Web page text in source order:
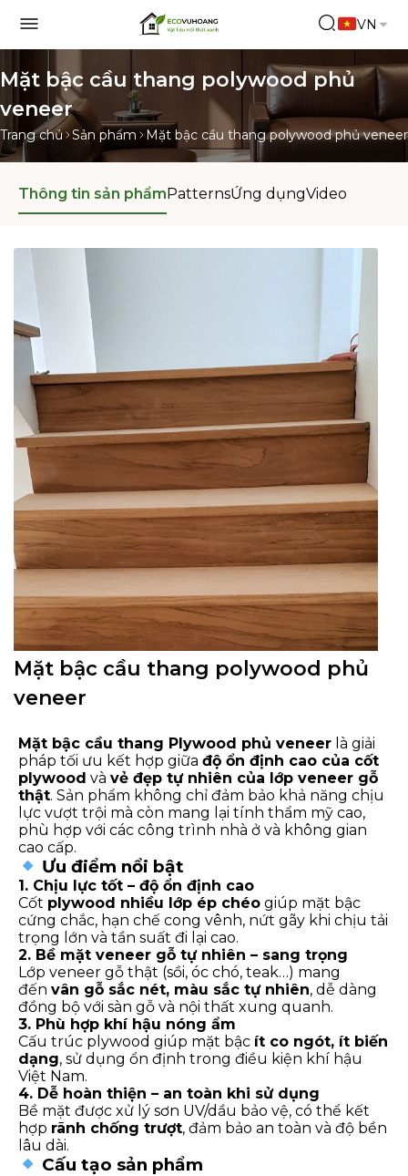
VN
Mặt bậc cầu thang polywood phủ
veneer
Trang chủ Sản phẩm Mặt bậc cầu thang polywood phủ veneer
Thông tin sản phẩm PatternsỨng dụngVideo
Mặt bậc cầu thang polywood phủ
veneer
Mặt bậc cầu thang Plywood phủ veneer là giải
pháp tối ưu kết hợp giữa độ ổn định cao của cốt
plywood và vẻ đẹp tự nhiên của lớp veneer gỗ
thật. Sản phẩm không chỉ đảm bảo khả năng chịu
lực vượt trội mà còn mang lại tính thẩm mỹ cao,
phù hợp với các công trình nhà ở và không gian
cao cấp.
Ưu điểm nổi bật
1. Chịu lực tốt – độ ổn định cao
Cốt plywood nhiều lớp ép chéo giúp mặt bậc
cứng chắc, hạn chế cong vênh, nứt gãy khi chịu tải
trọng lớn và tần suất đi lại cao.
2. Bề mặt veneer gỗ tự nhiên – sang trọng
Lớp veneer gỗ thật (sồi, óc chó, teak…) mang
đến vân gỗ sắc nét, màu sắc tự nhiên, dễ dàng
đồng bộ với sàn gỗ và nội thất xung quanh.
3. Phù hợp khí hậu nóng ẩm
Cấu trúc plywood giúp mặt bậc ít co ngót, ít biến
dạng, sử dụng ổn định trong điều kiện khí hậu
Việt Nam.
4. Dễ hoàn thiện – an toàn khi sử dụng
Bề mặt được xử lý sơn UV/dầu bảo vệ, có thể kết
hợp rãnh chống trượt, đảm bảo an toàn và độ bền
lâu dài.
Cấu tạo sản phẩm